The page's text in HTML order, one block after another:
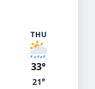
THU
33°
21°